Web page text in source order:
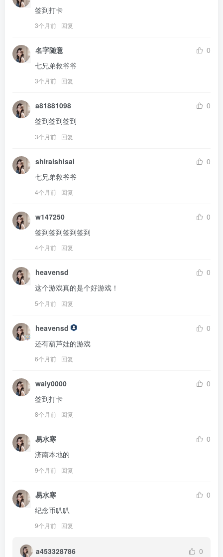
签到打卡
3个月前 回复
名字随意
0
七兄弟救爷爷
3个月前 回复
a81881098
0
签到签到签到
3个月前 回复
shiraishisai
0
七兄弟救爷爷
4个月前 回复
w147250
0
签到签到签到签到
4个月前 回复
heavensd
0
这个游戏真的是个好游戏！
5个月前 回复
heavensd
0
还有葫芦娃的游戏
6个月前 回复
waiy0000
0
签到打卡
8个月前 回复
易水寒
0
济南本地的
9个月前 回复
易水寒
0
纪念币叭叭
9个月前 回复
a453328786
0